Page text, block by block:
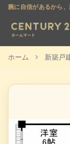
腕に自信があるから
ホーム 新築戸